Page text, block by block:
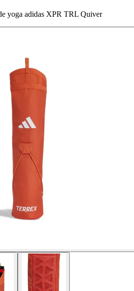
yoga adidas XPR TRL Quiver